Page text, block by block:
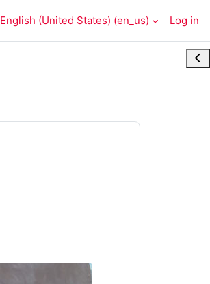
English (United States) ‎(en_us)‎ Log in